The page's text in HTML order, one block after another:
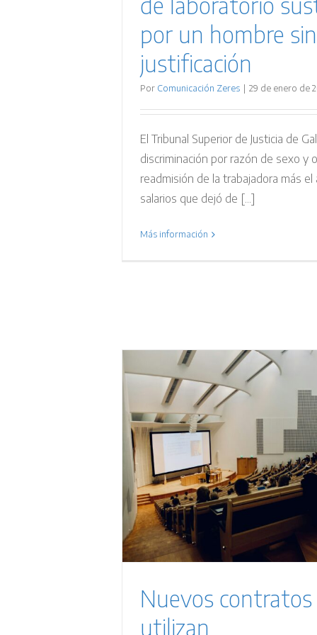
por un hombre sin
justificación
Por Comunicación Zeres | 29 de enero de
El Tribunal Superior de Justicia de
discriminación por razón de sexo y
readmisión de la trabajadora más
salarios que dejó de [...]
Más información
Nuevos contratos
utilizan